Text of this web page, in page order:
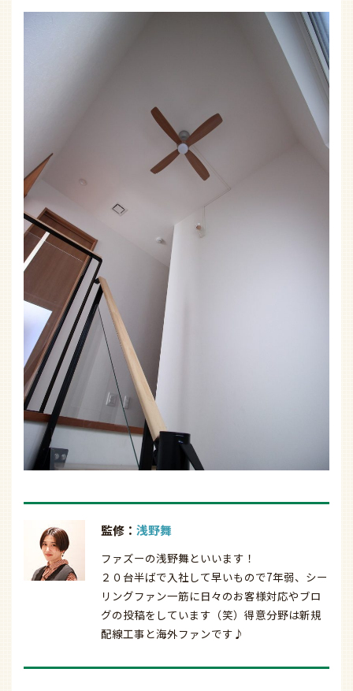
監修： 浅野舞
ファズーの浅野舞といいます！
２０台半ばで入社して早いもので7年弱、シー
リングファン一筋に日々のお客様対応やブロ
グの投稿をしています（笑）得意分野は新規
配線工事と海外ファンです♪